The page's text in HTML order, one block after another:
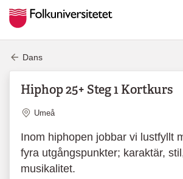
Dans
Hiphop 25+ Steg 1 Kortkurs
Plats
Umeå
Inom hiphopen jobbar vi lustfyllt
fyra utgångspunkter; karaktär,
musikalitet.